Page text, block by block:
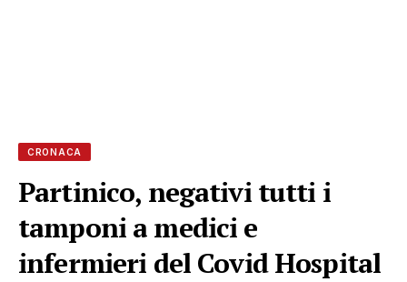
CRONACA
Partinico, negativi tutti i
tamponi a medici e
infermieri del Covid Hospital